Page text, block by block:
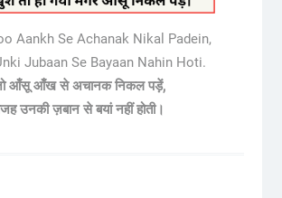
Aankh Se Achanak Nikal Padein,
Jubaan Se Bayaan Nahin Hoti.
आँसू आँख से अचानक निकल पड़ें,
उनकी ज़बान से बयां नहीं होती।